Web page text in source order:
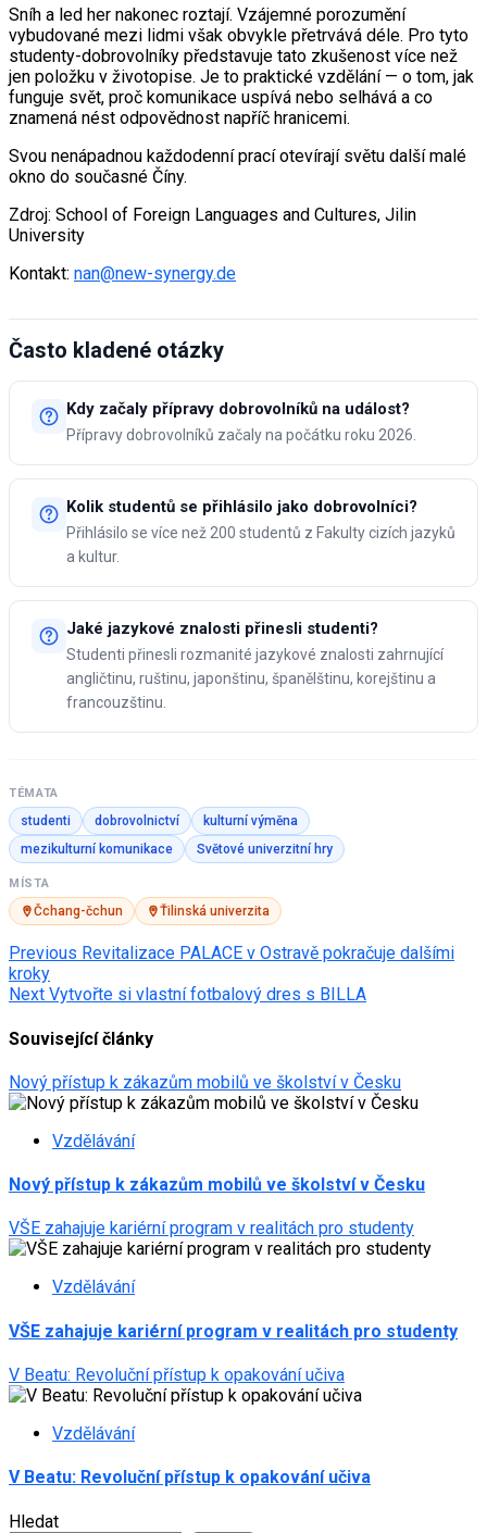
Sníh a led her nakonec roztají. Vzájemné porozumění
vybudované mezi lidmi však obvykle přetrvává déle. Pro tyto
studenty-dobrovolníky představuje tato zkušenost více než
jen položku v životopise. Je to praktické vzdělání — o tom, jak
funguje svět, proč komunikace uspívá nebo selhává a co
znamená nést odpovědnost napříč hranicemi.
Svou nenápadnou každodenní prací otevírají světu další malé
okno do současné Číny.
Zdroj: School of Foreign Languages and Cultures, Jilin
University
Kontakt: nan@new-synergy.de
Často kladené otázky
Kdy začaly přípravy dobrovolníků na událost?
Přípravy dobrovolníků začaly na počátku roku 2026.
Kolik studentů se přihlásilo jako dobrovolníci?
Přihlásilo se více než 200 studentů z Fakulty cizích jazyků
a kultur.
Jaké jazykové znalosti přinesli studenti?
Studenti přinesli rozmanité jazykové znalosti zahrnující
angličtinu, ruštinu, japonštinu, španělštinu, korejštinu a
francouzštinu.
TÉMATA
studenti dobrovolnictví
kulturní výměna
mezikulturní komunikace
Světové univerzitní hry
MÍSTA
Čchang-čchun Ťilinská univerzita
Post
navigation
Previous Revitalizace PALACE v Ostravě pokračuje dalšími
kroky
Next Vytvořte si vlastní fotbalový dres s BILLA
Související články
Nový přístup k zákazům mobilů ve školství v Česku
Vzdělávání
Nový přístup k zákazům mobilů ve školství v Česku
VŠE zahajuje kariérní program v realitách pro studenty
Vzdělávání
VŠE zahajuje kariérní program v realitách pro studenty
V Beatu: Revoluční přístup k opakování učiva
Vzdělávání
V Beatu: Revoluční přístup k opakování učiva
Hledat